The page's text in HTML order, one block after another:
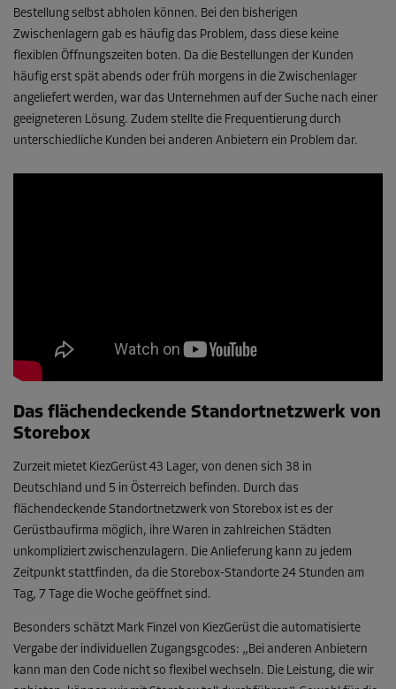
Bestellung selbst abholen können. Bei den bisherigen
Zwischenlagern gab es häufig das Problem, dass diese keine
flexiblen Öffnungszeiten boten. Da die Bestellungen der Kunden
häufig erst spät abends oder früh morgens in die Zwischenlager
angeliefert werden, war das Unternehmen auf der Suche nach einer
geeigneteren Lösung. Zudem stellte die Frequentierung durch
unterschiedliche Kunden bei anderen Anbietern ein Problem dar.
Das flächendeckende Standortnetzwerk von
Storebox
Zurzeit mietet KiezGerüst 43 Lager, von denen sich 38 in
Deutschland und 5 in Österreich befinden. Durch das
flächendeckende Standortnetzwerk von Storebox ist es der
Gerüstbaufirma möglich, ihre Waren in zahlreichen Städten
unkompliziert zwischenzulagern. Die Anlieferung kann zu jedem
Zeitpunkt stattfinden, da die Storebox-Standorte 24 Stunden am
Tag, 7 Tage die Woche geöffnet sind.
Besonders schätzt Mark Finzel von KiezGerüst die automatisierte
Vergabe der individuellen Zugangsgcodes: „Bei anderen Anbietern
kann man den Code nicht so flexibel wechseln. Die Leistung, die wir